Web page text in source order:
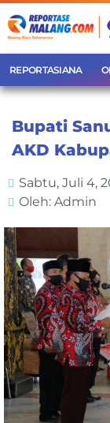
REPORTASIANA
Bupati
AKD
Sabtu, Juli 4,
Oleh: Admin